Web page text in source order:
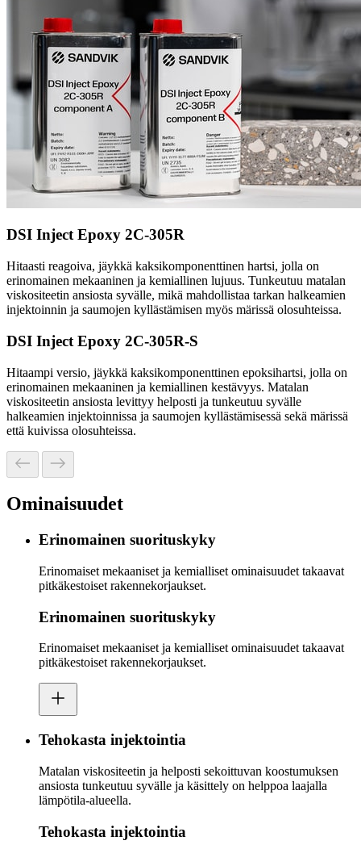
DSI Inject Epoxy 2C-305R
Hitaasti reagoiva, jäykkä kaksikomponenttinen hartsi, jolla on
erinomainen mekaaninen ja kemiallinen lujuus. Tunkeutuu matalan
viskositeetin ansiosta syvälle, mikä mahdollistaa tarkan halkeamien
injektoinnin ja saumojen kyllästämisen myös märissä olosuhteissa.
DSI Inject Epoxy 2C-305R-S
Hitaampi versio, jäykkä kaksikomponenttinen epoksihartsi, jolla on
erinomainen mekaaninen ja kemiallinen kestävyys. Matalan
viskositeetin ansiosta levittyy helposti ja tunkeutuu syvälle
halkeamien injektoinnissa ja saumojen kyllästämisessä sekä märissä
että kuivissa olosuhteissa.
Ominaisuudet
Erinomainen suorituskyky
Erinomaiset mekaaniset ja kemialliset ominaisuudet takaavat
pitkäkestoiset rakennekorjaukset.
Erinomainen suorituskyky
Erinomaiset mekaaniset ja kemialliset ominaisuudet takaavat
pitkäkestoiset rakennekorjaukset.
Tehokasta injektointia
Matalan viskositeetin ja helposti sekoittuvan koostumuksen
ansiosta tunkeutuu syvälle ja käsittely on helppoa laajalla
lämpötila-alueella.
Tehokasta injektointia